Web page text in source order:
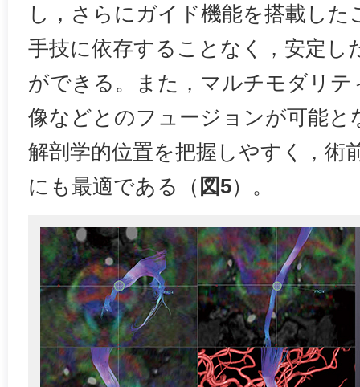
し，さらにガイド機能を搭載した
手技に依存することなく，安定し
ができる。また，マルチモダリテ
像などとのフュージョンが可能と
解剖学的位置を把握しやすく，術
にも最適である（ 図5）。